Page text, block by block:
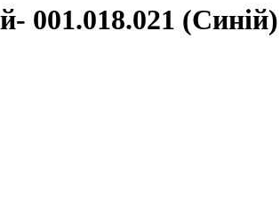
001.018.021 (Синій)